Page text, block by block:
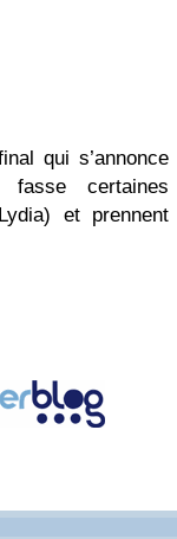
qui s’annonce
fasse certaines
et prennent